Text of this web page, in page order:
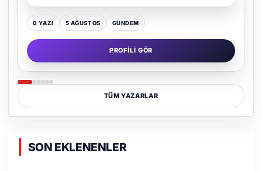
0 YAZI 5 AĞUSTOS GÜNDEM
PROFILI GÖR
TÜM YAZARLAR
SON EKLENENLER